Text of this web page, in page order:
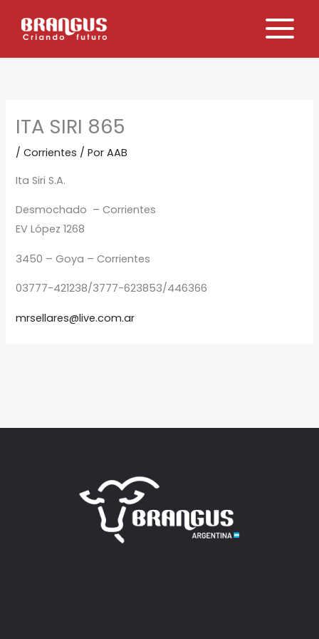
ITA SIRI 865
/Corrientes / PorAAB
Ita Siri S.A.
Desmochado – Corrientes
EV López 1268
3450 – Goya – Corrientes
03777-421238/3777-623853/446366
mrsellares@live.com.ar